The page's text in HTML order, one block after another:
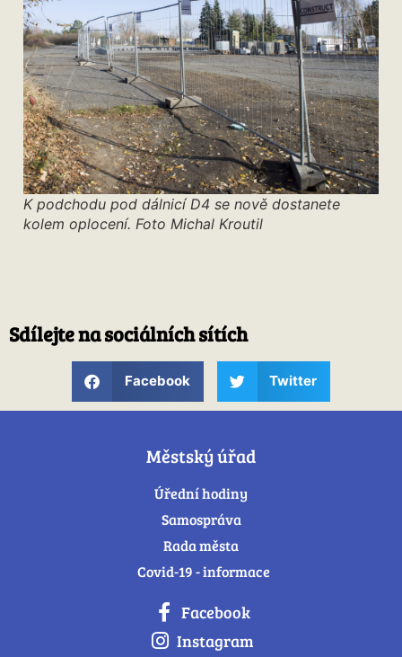
K podchodu pod dálnicí D4 se nově dostanete
kolem oplocení. Foto Michal Kroutil
Sdílejte na sociálních sítích
Facebook Twitter
Městský úřad
Úřední hodiny
Samospráva
Rada města
Covid-19 - informace
Facebook
Instagram